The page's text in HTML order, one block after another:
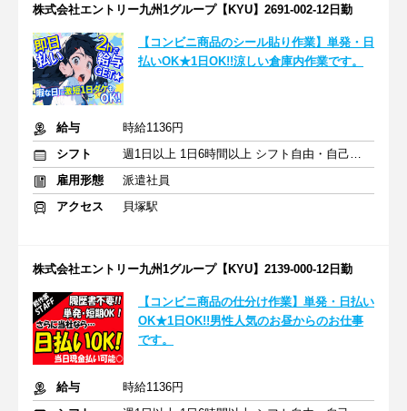
株式会社エントリー九州1グループ【KYU】2691-002-12日勤
【コンビニ商品のシール貼り作業】単発・日
払いOK★1日OK!!涼しい倉庫内作業です。
給与
時給1136円
シフト
週1日以上 1日6時間以上 シフト自由・自己申告
雇用形態
派遣社員
アクセス
貝塚駅
株式会社エントリー九州1グループ【KYU】2139-000-12日勤
【コンビニ商品の仕分け作業】単発・日払い
OK★1日OK!!男性人気のお昼からのお仕事
です。
給与
時給1136円